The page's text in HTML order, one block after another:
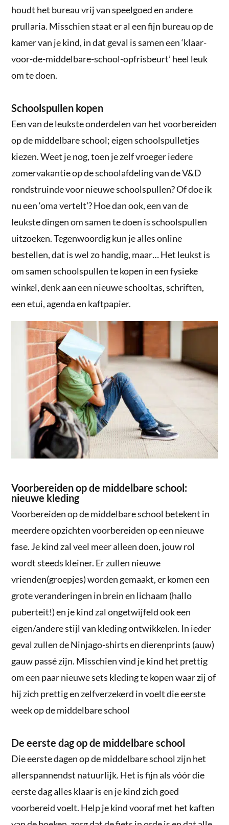
houdt het bureau vrij van speelgoed en andere
prullaria. Misschien staat er al een fijn bureau op de
kamer van je kind, in dat geval is samen een ‘klaar-
voor-de-middelbare-school-opfrisbeurt’ heel leuk
om te doen.
Schoolspullen kopen
Een van de leukste onderdelen van het voorbereiden
op de middelbare school; eigen schoolspulletjes
kiezen. Weet je nog, toen je zelf vroeger iedere
zomervakantie op de schoolafdeling van de V&D
rondstruinde voor nieuwe schoolspullen? Of doe ik
nu een ‘oma vertelt’? Hoe dan ook, een van de
leukste dingen om samen te doen is schoolspullen
uitzoeken. Tegenwoordig kun je alles online
bestellen, dat is wel zo handig, maar… Het leukst is
om samen schoolspullen te kopen in een fysieke
winkel, denk aan een nieuwe schooltas, schriften,
een etui, agenda en kaftpapier.
Voorbereiden op de middelbare school:
nieuwe kleding
Voorbereiden op de middelbare school betekent in
meerdere opzichten voorbereiden op een nieuwe
fase. Je kind zal veel meer alleen doen, jouw rol
wordt steeds kleiner. Er zullen nieuwe
vrienden(groepjes) worden gemaakt, er komen een
grote veranderingen in brein en lichaam (hallo
puberteit!) en je kind zal ongetwijfeld ook een
eigen/andere stijl van kleding ontwikkelen. In ieder
geval zullen de Ninjago-shirts en dierenprints (auw)
gauw passé zijn. Misschien vind je kind het prettig
om een paar nieuwe sets kleding te kopen waar zij of
hij zich prettig en zelfverzekerd in voelt die eerste
week op de middelbare school
De eerste dag op de middelbare school
Die eerste dagen op de middelbare school zijn het
allerspannendst natuurlijk. Het is fijn als vóór die
eerste dag alles klaar is en je kind zich goed
voorbereid voelt. Help je kind vooraf met het kaften